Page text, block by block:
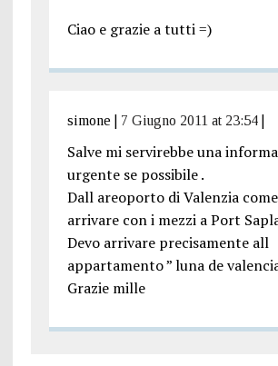
Ciao e grazie a tutti =)
simone 7 Giugno 2011 at 23:54|
Salve mi servirebbe una
urgente se possibile .
Dall areoporto di Valenzia
arrivare con i mezzi a Port
Devo arrivare precisamente all
appartamento ” luna de
Grazie mille